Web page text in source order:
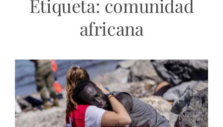
Etiqueta: comunidad
africana